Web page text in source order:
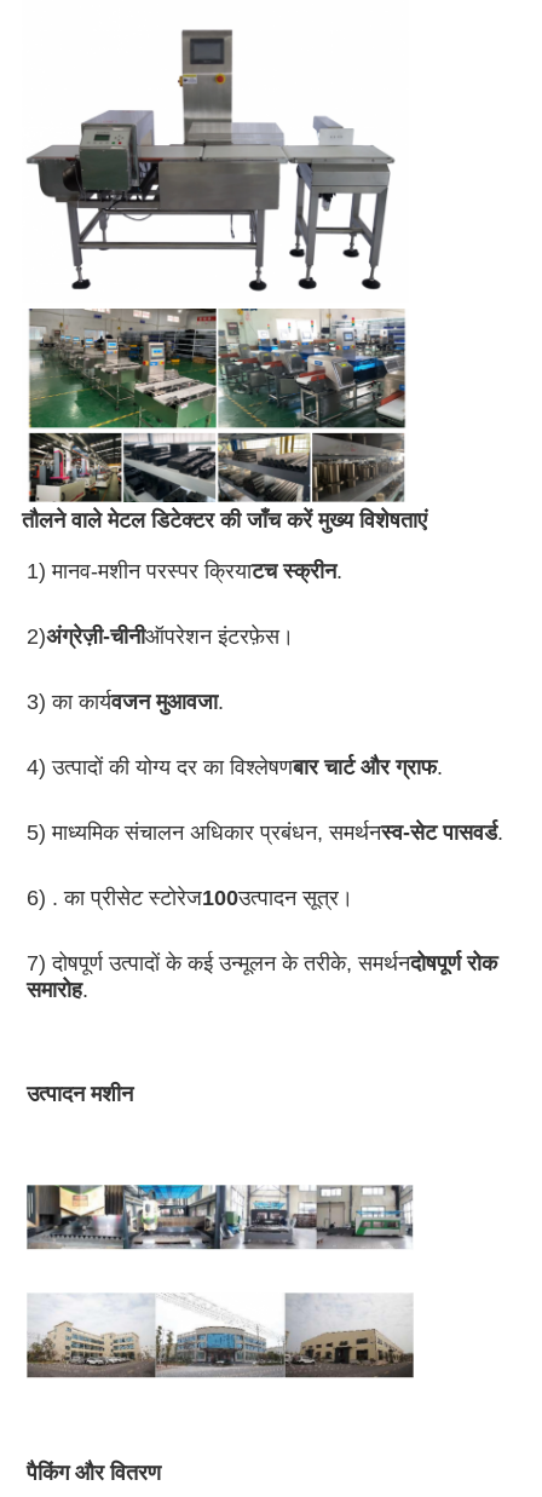
तौलने वाले मेटल डिटेक्टर की जाँच करें मुख्य विशेषताएं
1) मानव-मशीन परस्पर क्रियाटच स्क्रीन.
2)अंग्रेज़ी-चीनीऑपरेशन इंटरफ़ेस।
3) का कार्यवजन मुआवजा.
4) उत्पादों की योग्य दर का विश्लेषणबार चार्ट और ग्राफ.
5) माध्यमिक संचालन अधिकार प्रबंधन, समर्थनस्व-सेट पासवर्ड.
6) . का प्रीसेट स्टोरेज100उत्पादन सूत्र।
7) दोषपूर्ण उत्पादों के कई उन्मूलन के तरीके, समर्थनदोषपूर्ण रोक
समारोह.
उत्पादन मशीन
पैकिंग और वितरण